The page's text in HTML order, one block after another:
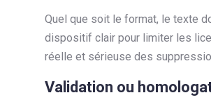
Quel que soit le format, le texte
dispositif clair pour limiter les
réelle et sérieuse des
Validation ou